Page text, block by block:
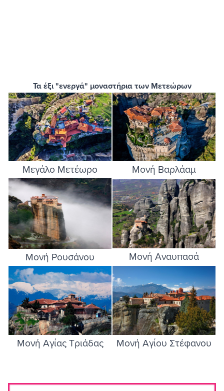
Τα έξι "ενεργά" μοναστήρια των Μετεώρων
Image
Μεγάλο Μετέωρο
Image
Μονή Βαρλάαμ
Image
Μονή Ρουσάνου
Image
Μονή Αναυπασά
Image
Μονή Αγίας Τριάδας
Image
Μονή Αγίου Στέφανου